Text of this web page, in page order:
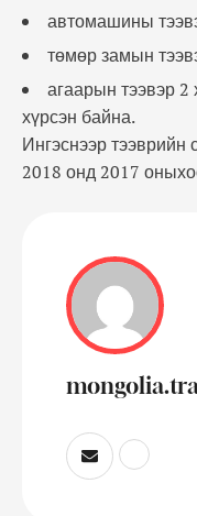
автомашины
төмөр замын
агаарын тээвэр 2
хүрсэн байна.
Ингэснээр тээврийн
2018 онд 2017